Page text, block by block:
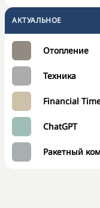
АКТУАЛЬНОЕ
Отопление
Техника
Financial
ChatGPT
Ракетный